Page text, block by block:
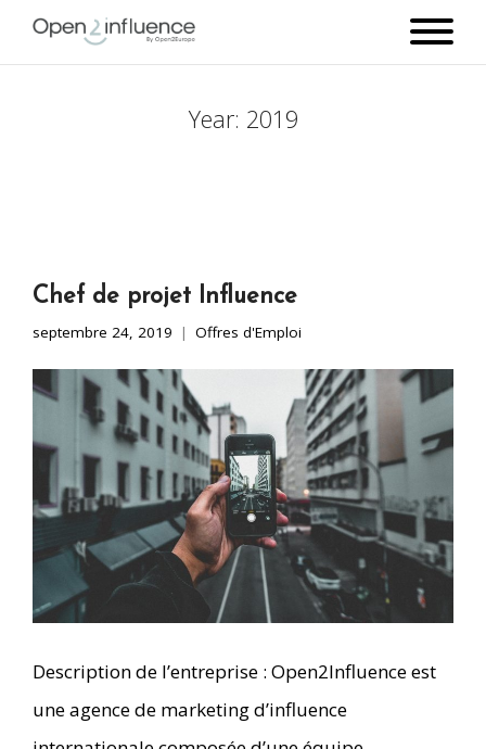
Year: 2019
Chef de projet Influence
septembre 24, 2019 Offres d'Emploi
Description de l’entreprise : Open2Influence est
une agence de marketing d’influence